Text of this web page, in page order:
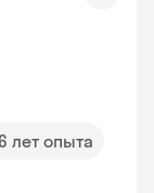
лет опыта